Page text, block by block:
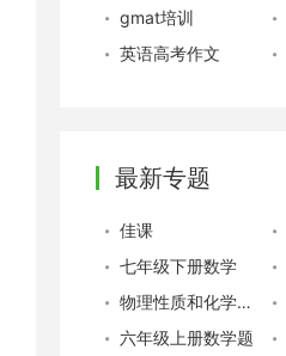
gmat培训
英语高考作文
最新专题
佳课
七年级下册数学
物理性质和化学性质
六年级上册数学题